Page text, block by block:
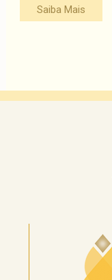
Saiba Mais